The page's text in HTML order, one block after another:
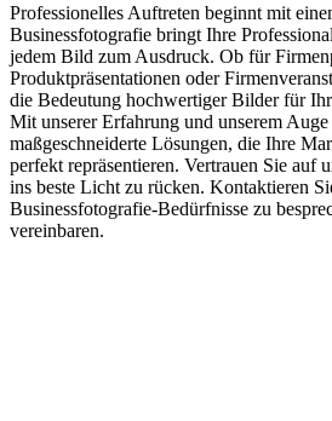
Professionelles Auftreten beginnt mit
Businessfotografie bringt Ihre
jedem Bild zum Ausdruck. Ob für
Produktpräsentationen oder
die Bedeutung hochwertiger Bilder für
Mit unserer Erfahrung und unserem
maßgeschneiderte Lösungen, die Ihre
perfekt repräsentieren. Vertrauen Sie auf
ins beste Licht zu rücken. Kontaktieren
Businessfotografie-Bedürfnisse zu
vereinbaren.